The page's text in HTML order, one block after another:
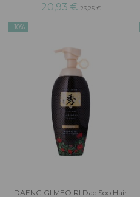
20,93 €23,25 €
-10%
DAENG GI MEO RI Dae Soo Hair